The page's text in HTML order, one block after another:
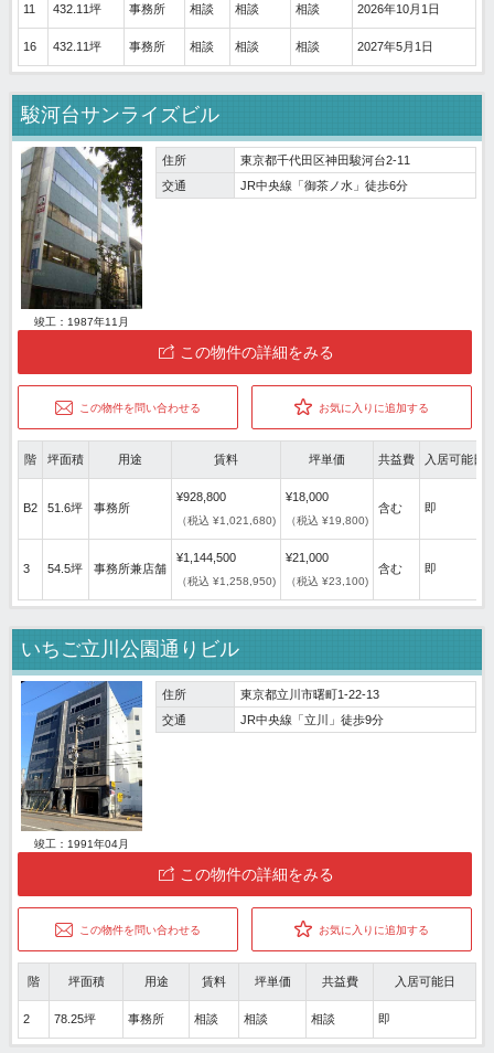
11 432.11坪 事務所 相談 相談 相談 2026年10月1日
16 432.11坪 事務所 相談 相談 相談 2027年5月1日
駿河台サンライズビル
竣工：1987年11月
住所
東京都千代田区神田駿河台2-11
交通
JR中央線「御茶ノ水」徒歩6分
この物件の詳細をみる
この物件を問い合わせる お気に入りに追加する
階 坪面積 用途 賃料 坪単価 共益費 入居可能日
B2 51.6坪 事務所
¥928,800
（税込 ¥1,021,680)
¥18,000
（税込 ¥19,800)
含む 即
3 54.5坪 事務所兼店舗
¥1,144,500
（税込 ¥1,258,950)
¥21,000
（税込 ¥23,100)
含む 即
いちご立川公園通りビル
竣工：1991年04月
住所
東京都立川市曙町1-22-13
交通
JR中央線「立川」徒歩9分
この物件の詳細をみる
この物件を問い合わせる お気に入りに追加する
階 坪面積 用途 賃料 坪単価 共益費 入居可能日
2 78.25坪 事務所 相談 相談 相談 即